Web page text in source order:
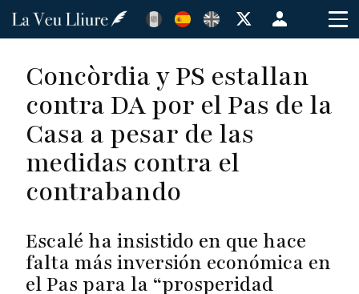
Pasar
principal
Menú
de
cuenta
de
usuario
Concòrdia y PS estallan
contra DA por el Pas de la
Casa a pesar de las
medidas contra el
contrabando
Escalé ha insistido en que hace
falta más inversión económica en
el Pas para la “prosperidad